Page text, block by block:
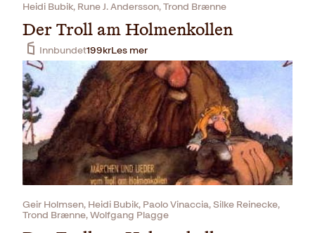
Heidi Bubik, Rune J. Andersson, Trond Brænne
Der Troll am Holmenkollen
Innbundet199krLes mer
Geir Holmsen, Heidi Bubik, Paolo Vinaccia, Silke Reinecke,
Trond Brænne, Wolfgang Plagge